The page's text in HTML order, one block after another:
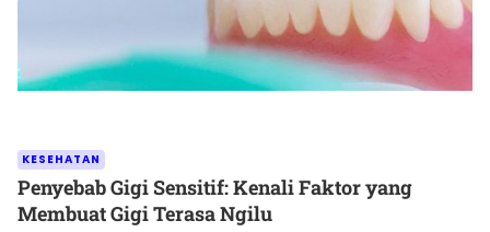
KESEHATAN
Penyebab Gigi Sensitif: Kenali Faktor yang
Membuat Gigi Terasa Ngilu